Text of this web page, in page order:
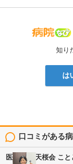
知り
は
口コミがある
医療法人 天桜会 こと